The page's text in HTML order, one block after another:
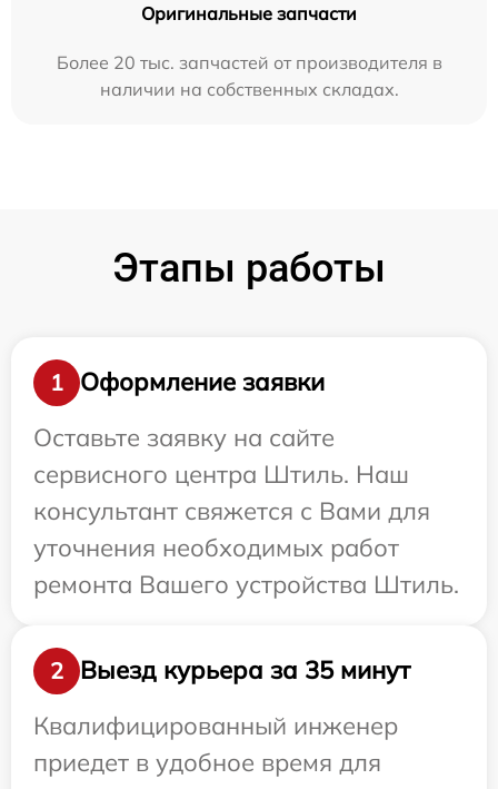
Оригинальные запчасти
Более 20 тыс. запчастей от производителя в
наличии на собственных складах.
Этапы работы
1
Оформление заявки
Оставьте заявку на сайте
сервисного центра Штиль. Наш
консультант свяжется с Вами для
уточнения необходимых работ
ремонта Вашего устройства Штиль.
2
Выезд курьера за 35 минут
Квалифицированный инженер
приедет в удобное время для